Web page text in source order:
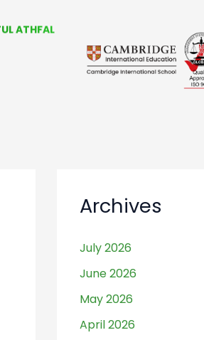
Archives
July 2026
June 2026
May 2026
April 2026